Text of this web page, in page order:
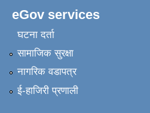
eGov services
घटना दर्ता
सामाजिक सुरक्षा
नागरिक वडापत्र
ई-हाजिरी प्रणाली